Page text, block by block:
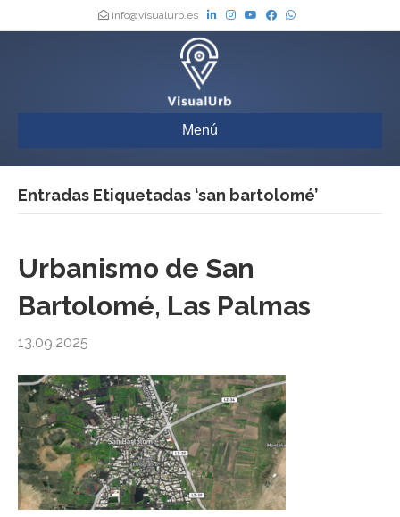
info@visualurb.es
Menú
Entradas Etiquetadas ‘san bartolomé’
Urbanismo de San
Bartolomé, Las Palmas
13.09.2025